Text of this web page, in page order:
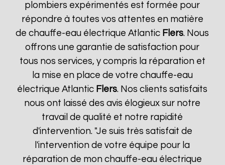
plombiers expérimentés est formée pour
répondre à toutes vos attentes en matière
de chauffe-eau électrique Atlantic Flers. Nous
offrons une garantie de satisfaction pour
tous nos services, y compris la réparation et
la mise en place de votre chauffe-eau
électrique Atlantic Flers. Nos clients satisfaits
nous ont laissé des avis élogieux sur notre
travail de qualité et notre rapidité
d'intervention. "Je suis très satisfait de
l'intervention de votre équipe pour la
réparation de mon chauffe-eau électrique